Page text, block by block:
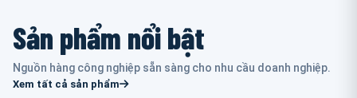
Sản phẩm nổi bật
Nguồn hàng công nghiệp sẵn sàng cho nhu cầu doanh nghiệp.
Xem tất cả sản phẩm